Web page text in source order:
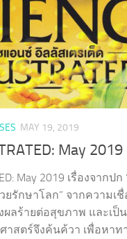
MAY 19, 2019
May 2019
May 2019 เรื่องจากป
รักษาโลก” จากความเ
ลร้ายต่อสุขภาพ และเป็
าสตร์จึงค้นค้วา เพื่อหาท